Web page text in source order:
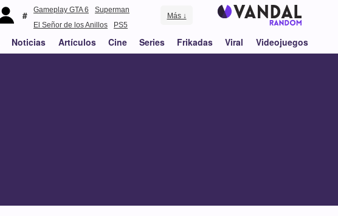
Gameplay GTA 6
Superman
El Señor de los Anillos
PS5
Más ↓
Noticias Artículos Cine Series Frikadas Viral Videojuegos